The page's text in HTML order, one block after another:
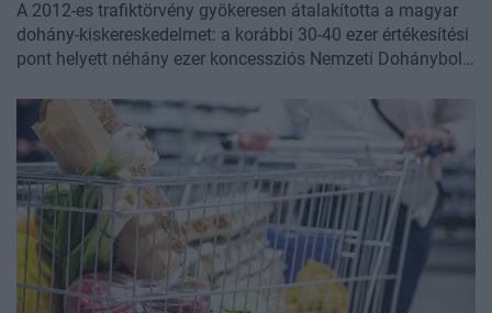
A 2012-es trafiktörvény gyökeresen átalakította a magyar
dohány-kiskereskedelmet: a korábbi 30-40 ezer értékesítési
pont helyett néhány ezer koncessziós Nemzeti Dohánybolt
adópolitika sem tartott lépést az uniós elvárásokkal.
Mindemellett a dohánytermékek ára az elmúlt húsz évben
hatszorosára nőtt – jóval meghaladva az uniós átlagot és
kicsivel a bérek emelkedési ütemét is. A centralizált modell
a beszerzést és az árrést is egységesen szabályozza, a
kereskedők mozgástere minimális. Az új kormány felállása
után a koncessziók újraversenyeztetése felmerülhet, a
trafikrendszer teljes felszámolása azonban a kiskorúak
védelmére hivatkozva kevéssé valószínű.